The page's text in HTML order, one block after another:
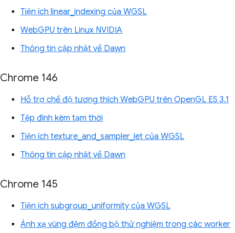
Tiện ích linear_indexing của WGSL
WebGPU trên Linux NVIDIA
Thông tin cập nhật về Dawn
Chrome 146
Hỗ trợ chế độ tương thích WebGPU trên OpenGL ES 3.1
Tệp đính kèm tạm thời
Tiện ích texture_and_sampler_let của WGSL
Thông tin cập nhật về Dawn
Chrome 145
Tiện ích subgroup_uniformity của WGSL
Ánh xạ vùng đệm đồng bộ thử nghiệm trong các worker